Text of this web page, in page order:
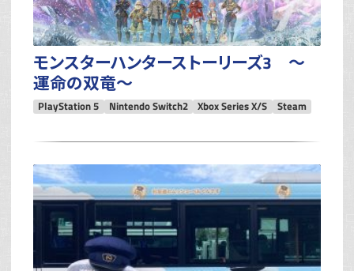
モンスターハンターストーリーズ3 〜
運命の双竜〜
PlayStation 5 Nintendo Switch2 Xbox Series X/S Steam